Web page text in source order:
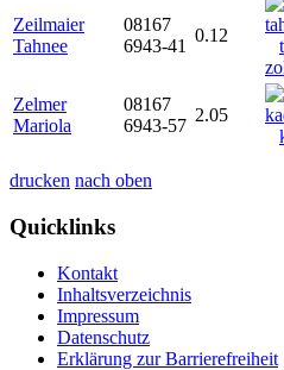
Zeilmaier
Tahnee
08167
6943-41
0.12
Zelmer
Mariola
08167
6943-57
2.05
drucken nach oben
Quicklinks
Kontakt
Inhaltsverzeichnis
Impressum
Datenschutz
Erklärung zur Barrierefreiheit